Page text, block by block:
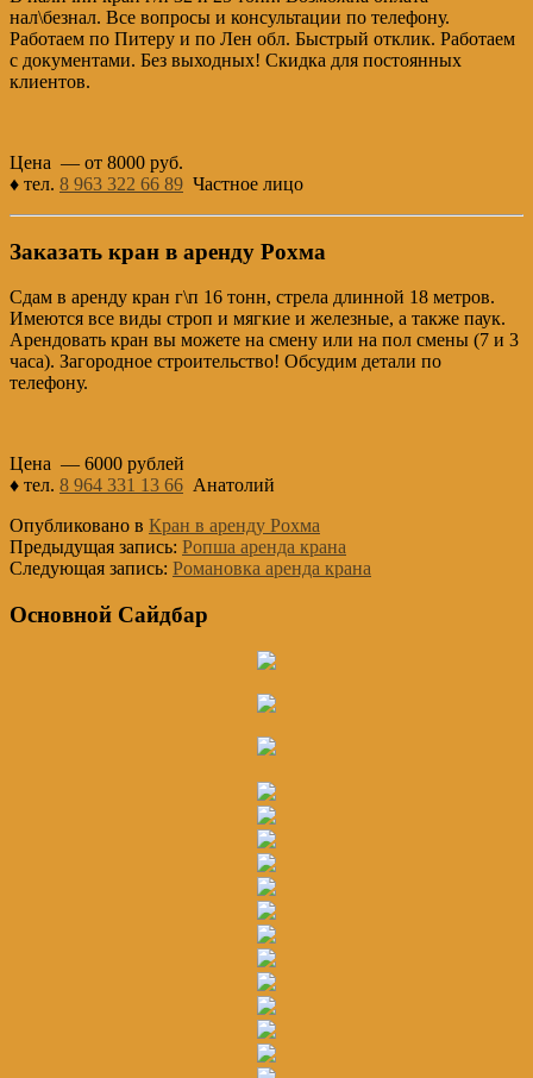
нал\безнал. Все вопросы и консультации по телефону.
Работаем по Питеру и по Лен обл. Быстрый отклик. Работаем
с документами. Без выходных! Скидка для постоянных
клиентов.
Цена — от 8000 руб.
♦ тел. 8 963 322 66 89 Частное лицо
Заказать кран в аренду Рохма
Сдам в аренду кран г\п 16 тонн, стрела длинной 18 метров.
Имеются все виды строп и мягкие и железные, а также паук.
Арендовать кран вы можете на смену или на пол смены (7 и 3
часа). Загородное строительство! Обсудим детали по
телефону.
Цена — 6000 рублей
♦ тел. 8 964 331 13 66 Анатолий
Опубликовано в Кран в аренду Рохма
Предыдущая запись: Ропша аренда крана
Следующая запись: Романовка аренда крана
Основной Сайдбар